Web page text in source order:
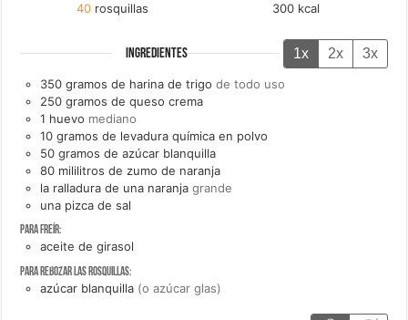
40 rosquillas
300 kcal
INGREDIENTES 1x 2x 3x
350 gramos de harina de trigo de todo uso
250 gramos de queso crema
1 huevo mediano
10 gramos de levadura química en polvo
50 gramos de azúcar blanquilla
80 mililitros de zumo de naranja
la ralladura de una naranja grande
una pizca de sal
Para freír:
aceite de girasol
Para rebozar las rosquillas:
azúcar blanquilla (o azúcar glas)